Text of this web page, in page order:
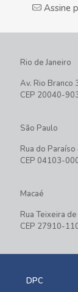
Assine
Rio de Janeiro
Av. Rio Branco
CEP 20040-
São Paulo
Rua do
CEP 04103-
Macaé
Rua Teixeira
CEP 27910-
DPC